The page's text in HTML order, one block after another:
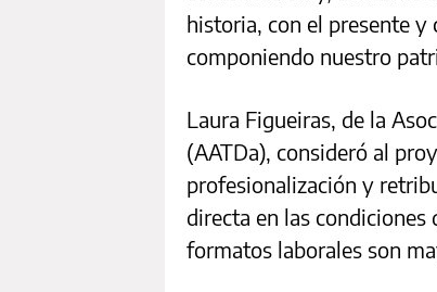
historia, con el presente
componiendo nuestro
Laura Figueiras, de la
(AATDa), consideró al
profesionalización y
directa en las condiciones
formatos laborales son